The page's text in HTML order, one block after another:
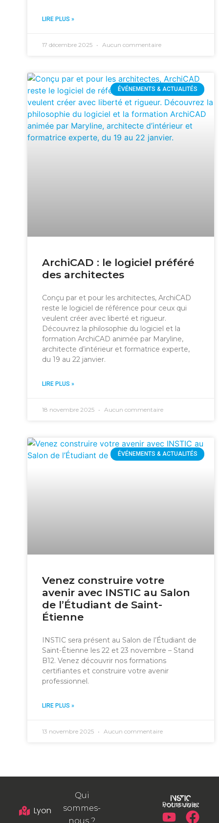
LIRE PLUS »
17 décembre 2025 Aucun commentaire
ÉVÉNEMENTS & ACTUALITÉS
ArchiCAD : le logiciel préféré
des architectes
Conçu par et pour les architectes, ArchiCAD
reste le logiciel de référence pour ceux qui
veulent créer avec liberté et rigueur.
Découvrez la philosophie du logiciel et la
formation ArchiCAD animée par Maryline,
architecte d’intérieur et formatrice experte,
du 19 au 22 janvier.
LIRE PLUS »
18 novembre 2025 Aucun commentaire
ÉVÉNEMENTS & ACTUALITÉS
Venez construire votre
avenir avec INSTIC au Salon
de l’Étudiant de Saint-
Étienne
INSTIC sera présent au Salon de l’Étudiant de
Saint-Étienne les 22 et 23 novembre – Stand
B12. Venez découvrir nos formations
certifiantes et construire votre avenir
professionnel.
LIRE PLUS »
13 novembre 2025 Aucun commentaire
Poursuivez votre voie.
Qui
sommes-
nous ?
Lyon